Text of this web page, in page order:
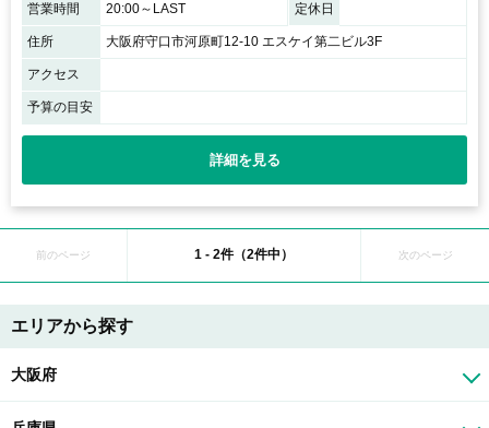
営業時間 20:00～LAST 定休日
住所 大阪府守口市河原町12-10 エスケイ第二ビル3F
アクセス
予算の目安
詳細を見る
前のページ 1 - 2件（2件中） 次のページ
エリアから探す
大阪府